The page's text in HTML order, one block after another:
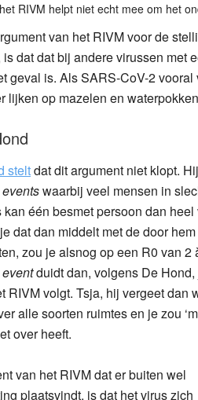
RIVM helpt niet echt mee om het
van het RIVM voor de
dat dat bij andere virussen met
geval is. Als SARS-CoV-2
lijken op mazelen en
steltdat dit argument niet klopt.
waarbij veel mensen in
kan één besmet persoon dan
dat dan middelt met de door
zou je alsnog op een R0 van
duidt dan, volgens De
RIVM volgt. Tsja, hij vergeet
alle soorten ruimtes en je zou
over heeft.
van het RIVM dat er buiten wel
plaatsvindt, is dat het virus zich